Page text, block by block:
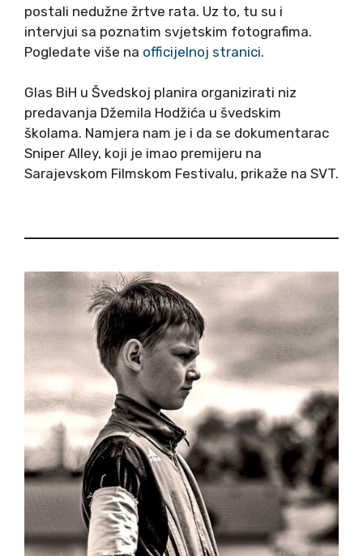
postali nedužne žrtve rata. Uz to, tu su i
intervjui sa poznatim svjetskim fotografima.
Pogledate više na officijelnoj stranici.
Glas BiH u Švedskoj planira organizirati niz
predavanja Džemila Hodžića u švedskim
školama. Namjera nam je i da se dokumentarac
Sniper Alley, koji je imao premijeru na
Sarajevskom Filmskom Festivalu, prikaže na SVT.